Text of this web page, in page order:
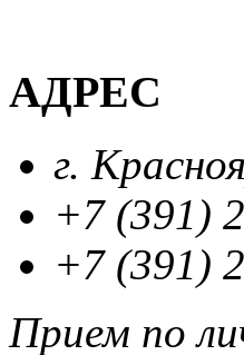
АДРЕС
г.
+7 (391)
+7 (391)
Прием по